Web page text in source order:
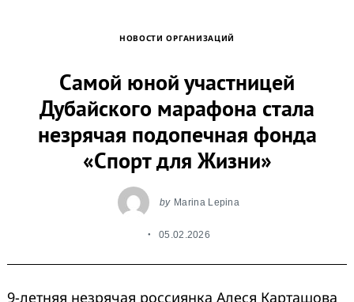
НОВОСТИ ОРГАНИЗАЦИЙ
Самой юной участницей
Дубайского марафона стала
незрячая подопечная фонда
«Спорт для Жизни»
by Marina Lepina
05.02.2026
9-летняя незрячая россиянка Алеся Карташова